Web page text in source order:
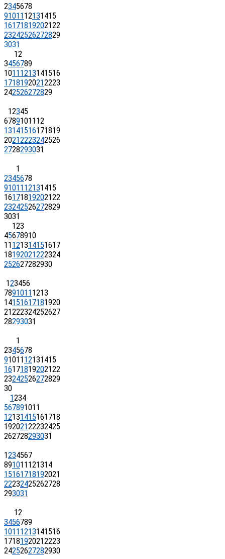
2345678
91011 12131415
16171819202122
23242526272829
3031
12
3456789
1011 1213141516
17181920212223
242526272829
12345
67891011 12
13141516171819
20212223242526
2728293031
1
2345678
91011 12131415
16171819202122
23242526272829
3031
123
45678910
11 121314151617
18192021222324
252627282930
123456
7891011 1213
14151617181920
21222324252627
28293031
1
2345678
91011 12131415
16171819202122
23242526272829
30
1234
567891011
12131415161718
19202122232425
262728293031
1234567
891011 121314
15161718192021
22232425262728
293031
12
3456789
1011 1213141516
17181920212223
24252627282930